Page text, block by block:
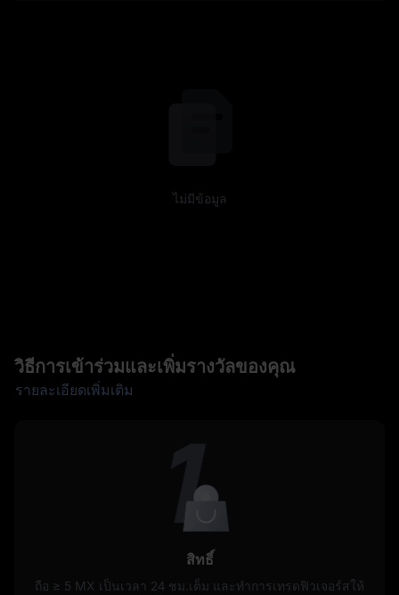
ไม่มีข้อมูล
วิธีการเข้าร่วมและเพิ่มรางวัลของคุณ
รายละเอียดเพิ่มเติม
สิทธิ์
ถือ ≥ 5 MX เป็นเวลา 24 ชม.เต็ม และทำการเทรดฟิวเจอร์สให้